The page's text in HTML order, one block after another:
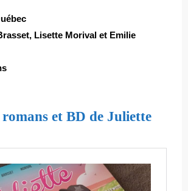
Lisette Morival et Emilie
et BD de Juliette